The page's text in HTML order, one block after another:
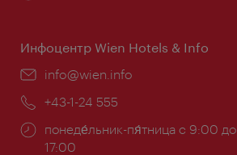
Инфоцентр Wien Hotels & Info
Эл.
info@wien.info
Телефон:
+43-1-24 555
Часы
работы:
понеде́льник-пя́тница с 9:00 до
17:00